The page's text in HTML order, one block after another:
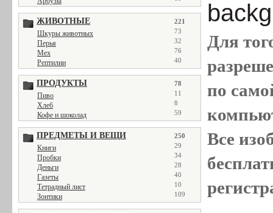
ЖИВОТНЫЕ 221
Шкуры животных 73
Перья 32
Мех 76
Рептилии 40
ПРОДУКТЫ 78
Пиво 11
Хлеб 8
Кофе и шоколад 59
ПРЕДМЕТЫ И ВЕЩИ 250
Книги 29
Пробки 34
Деньги 28
Газеты 40
Тетрадный лист 10
Зонтики 109
Для
по
Все